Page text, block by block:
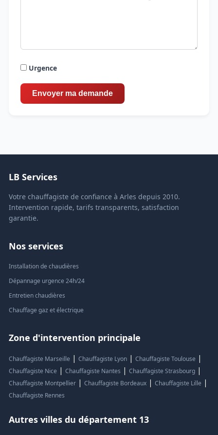
Urgence
LB Services
Votre chauffagiste de confiance à Arles depuis 2010.
Intervention rapide, tarifs transparents, satisfaction
garantie.
Nos services
Installation de chaudières
Dépannage urgence 24h/24
Entretien chaudières
Chauffage gaz et électrique
Zone d'intervention principale
Chauffagiste Marseille | Chauffagiste Lyon| Chauffagiste Toulouse |
Chauffagiste Nice | Chauffagiste Nantes | Chauffagiste Strasbourg|
Chauffagiste Montpellier| Chauffagiste Bordeaux| Chauffagiste Lille |
Chauffagiste Rennes
Autres villes du département 13